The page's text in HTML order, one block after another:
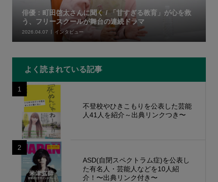
俳優：町田啓太さんに聞く / 「甘すぎる教育」が心を救
う、フリースクールが舞台の連続ドラマ
2026.04.07 インタビュー
よく読まれている記事
1
不登校やひきこもりを公表した芸能
人41人を紹介～出典リンクつき〜
2
ASD(自閉スペクトラム症)を公表し
た有名人・芸能人などを10人紹
介！〜出典リンク付き〜